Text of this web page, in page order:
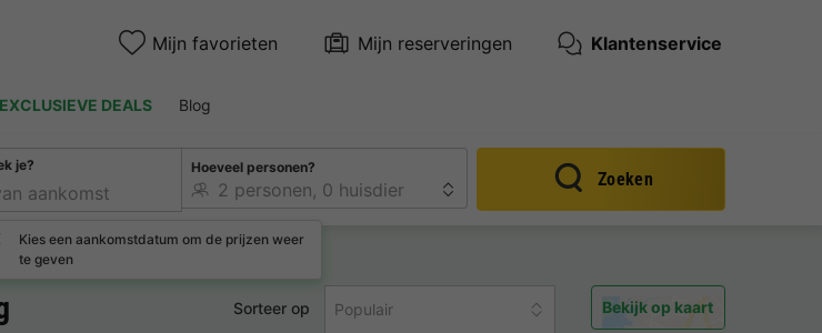
Mijn favorieten Mijn reserveringen Klantenservice
EXCLUSIEVE DEALS Blog
je?
Kies een aankomstdatum om de prijzen weer
te geven
Hoeveel personen?
Zoeken
Sorteer op Populair Bekijk op kaart